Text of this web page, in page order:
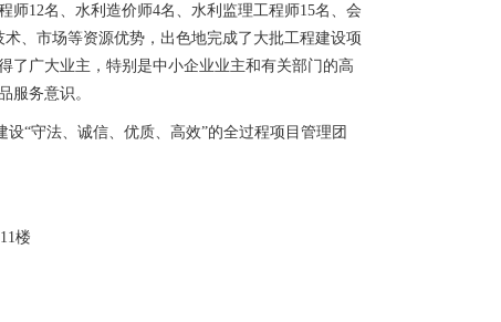
师12名、水利造价师4名、水利监理工程师15名、会
、市场等资源优势，出色地完成了大批工程建设项
了广大业主，特别是中小企业业主和有关部门的高
服务意识。
“守法、诚信、优质、高效”的全过程项目管理团
楼